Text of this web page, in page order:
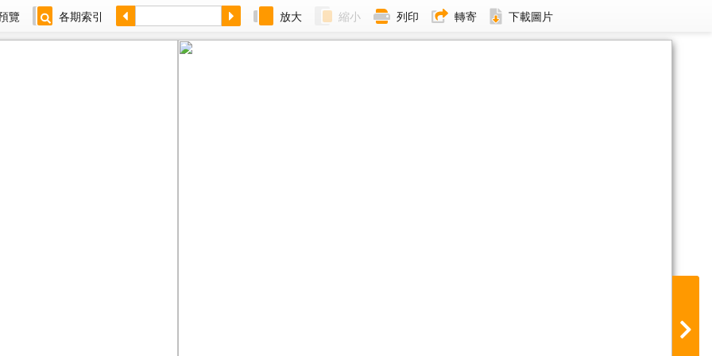
覽 各期索引 放大 縮小 列印 轉寄 下載圖片